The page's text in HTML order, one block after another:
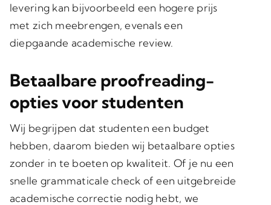
levering kan bijvoorbeeld een hogere prijs
met zich meebrengen, evenals een
diepgaande academische review.
Betaalbare proofreading-
opties voor studenten
Wij begrijpen dat studenten een budget
hebben, daarom bieden wij betaalbare opties
zonder in te boeten op kwaliteit. Of je nu een
snelle grammaticale check of een uitgebreide
academische correctie nodig hebt, we